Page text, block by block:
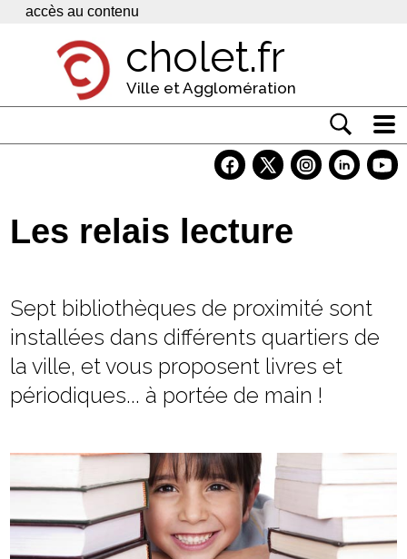
Panneau de gestion des cookies
accès au contenu
cholet.fr
Ville et Agglomération
Economie
Contacts
Les relais lecture
Sept bibliothèques de proximité sont
installées dans différents quartiers de
la ville, et vous proposent livres et
périodiques... à portée de main !